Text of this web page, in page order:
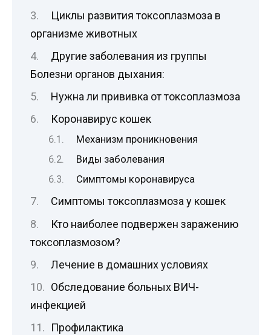
Циклы развития токсоплазмоза в
организме животных
Другие заболевания из группы
Болезни органов дыхания:
Нужна ли прививка от токсоплазмоза
Коронавирус кошек
Механизм проникновения
Виды заболевания
Симптомы коронавируса
Симптомы токсоплазмоза у кошек
Кто наиболее подвержен заражению
токсоплазмозом?
Лечение в домашних условиях
Обследование больных ВИЧ-
инфекцией
Профилактика